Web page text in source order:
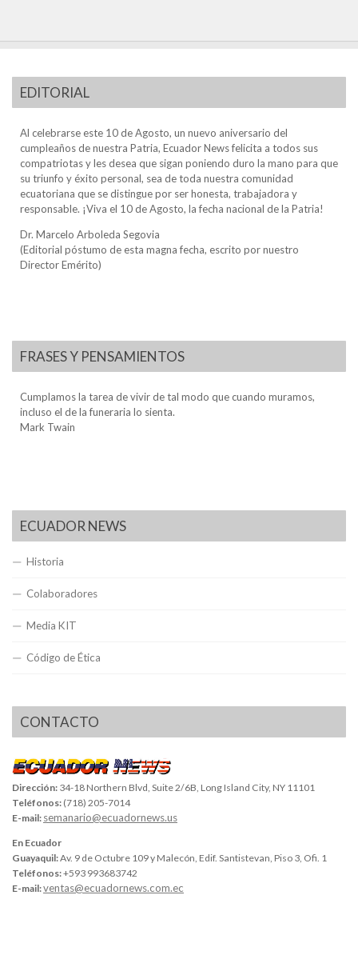
EDITORIAL
Al celebrarse este 10 de Agosto, un nuevo aniversario del
cumpleaños de nuestra Patria, Ecuador News felicita a todos sus
compatriotas y les desea que sigan poniendo duro la mano para que
su triunfo y éxito personal, sea de toda nuestra comunidad
ecuatoriana que se distingue por ser honesta, trabajadora y
responsable. ¡Viva el 10 de Agosto, la fecha nacional de la Patria!
Dr. Marcelo Arboleda Segovia
(Editorial póstumo de esta magna fecha, escrito por nuestro
Director Emérito)
FRASES Y PENSAMIENTOS
Cumplamos la tarea de vivir de tal modo que cuando muramos,
incluso el de la funeraria lo sienta.
Mark Twain
ECUADOR NEWS
Historia
Colaboradores
Media KIT
Código de Ética
CONTACTO
Dirección: 34-18 Northern Blvd, Suite 2/6B, Long Island City, NY 11101
Teléfonos: (718) 205-7014
E-mail: semanario@ecuadornews.us
En Ecuador
Guayaquil:Av. 9 de Octubre 109 y Malecón, Edif. Santistevan, Piso 3, Ofi. 1
Teléfonos:+593 993683742
E-mail:ventas@ecuadornews.com.ec